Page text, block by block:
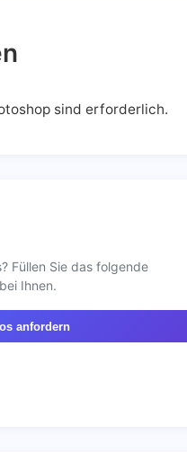
sind erforderlich.
Füllen Sie das folgende
Ihnen.
anfordern